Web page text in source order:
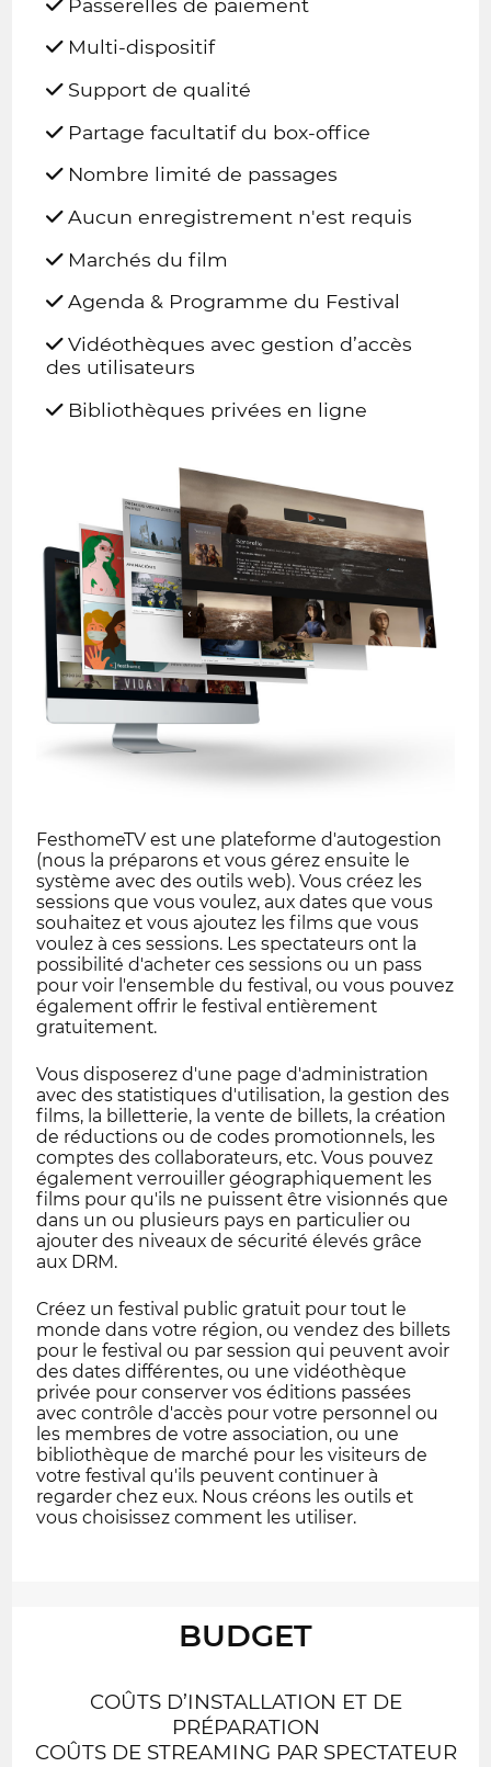
Multi-dispositif
Support de qualité
Partage facultatif du box-office
Nombre limité de passages
Aucun enregistrement n'est requis
Marchés du film
Agenda & Programme du Festival
Vidéothèques avec gestion d’accès
des utilisateurs
Bibliothèques privées en ligne
FesthomeTV est une plateforme d'autogestion
(nous la préparons et vous gérez ensuite le
système avec des outils web). Vous créez les
sessions que vous voulez, aux dates que vous
souhaitez et vous ajoutez les films que vous
voulez à ces sessions. Les spectateurs ont la
possibilité d'acheter ces sessions ou un pass
pour voir l'ensemble du festival, ou vous pouvez
également offrir le festival entièrement
gratuitement.
Vous disposerez d'une page d'administration
avec des statistiques d'utilisation, la gestion des
films, la billetterie, la vente de billets, la création
de réductions ou de codes promotionnels, les
comptes des collaborateurs, etc. Vous pouvez
également verrouiller géographiquement les
films pour qu'ils ne puissent être visionnés que
dans un ou plusieurs pays en particulier ou
ajouter des niveaux de sécurité élevés grâce
aux DRM.
Créez un festival public gratuit pour tout le
monde dans votre région, ou vendez des billets
pour le festival ou par session qui peuvent avoir
des dates différentes, ou une vidéothèque
privée pour conserver vos éditions passées
avec contrôle d'accès pour votre personnel ou
les membres de votre association, ou une
bibliothèque de marché pour les visiteurs de
votre festival qu'ils peuvent continuer à
regarder chez eux. Nous créons les outils et
vous choisissez comment les utiliser.
BUDGET
COÛTS D’INSTALLATION ET DE
PRÉPARATION
COÛTS DE STREAMING PAR SPECTATEUR